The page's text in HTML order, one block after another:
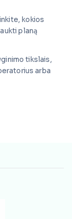
kokios
planą
tikslais,
arba